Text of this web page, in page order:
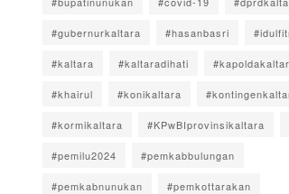
#gubernurkaltara #hasanbasri
#kaltara #kaltaradihati
#khairul #konikaltara
#kormikaltara #KPwBIprovinsikaltara
#pemilu2024 #pemkabbulungan
#pemkabnunukan #pemkottarakan